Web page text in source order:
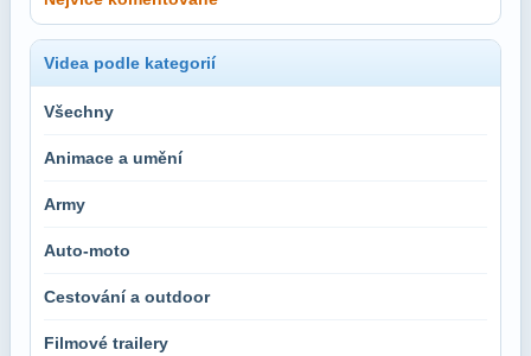
Videa podle kategorií
Všechny
Animace a umění
Army
Auto-moto
Cestování a outdoor
Filmové trailery